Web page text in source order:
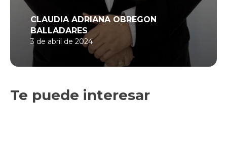
CLAUDIA ADRIANA OBREGON
BALLADARES
3 de abril de 2024
Te puede interesar